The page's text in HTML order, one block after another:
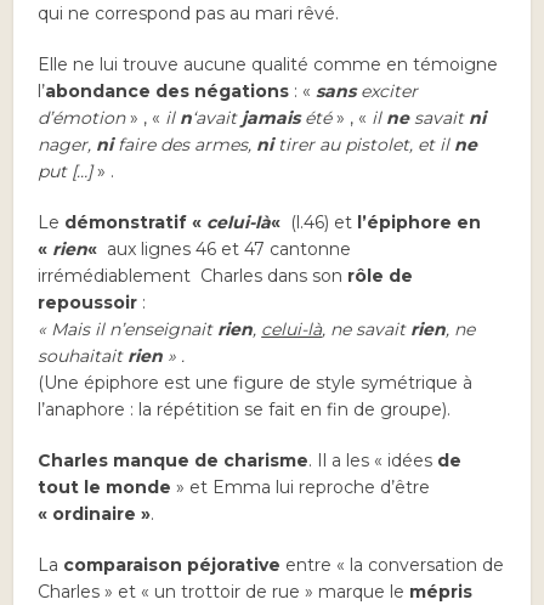
qui ne correspond pas au mari rêvé.
Elle ne lui trouve aucune qualité comme en témoigne
l’abondance des négations : «sansexciter
d’émotion» , « il n‘avait jamaisété» , « il nesavait ni
nager, nifaire des armes, ni tirer au pistolet, et il ne
put […]» .
Le démonstratif « celui-là« (l.46) et l’épiphore en
« rien« aux lignes 46 et 47 cantonne
irrémédiablement Charles dans son rôle de
repoussoir :
« Mais il n’enseignait rien, celui-là, ne savait rien, ne
souhaitait rien » .
(Une épiphore est une figure de style symétrique à
l’anaphore : la répétition se fait en fin de groupe).
Charles manque de charisme. Il a les « idées de
tout le monde » et Emma lui reproche d’être
« ordinaire ».
La comparaison péjorative entre « la conversation de
Charles » et « un trottoir de rue » marque le mépris